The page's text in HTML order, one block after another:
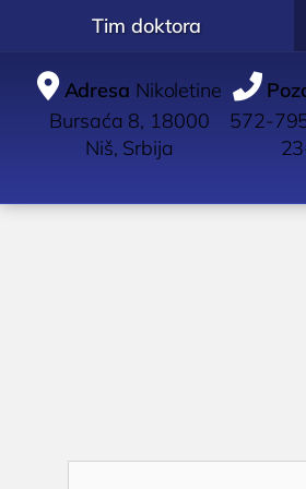
Tim doktora
 Adresa Nikoletine
Bursaća 8, 18000
Niš, Srbija

572-